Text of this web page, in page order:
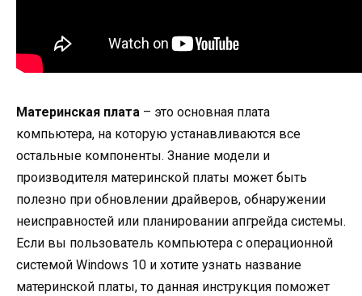
Материнская плата – это основная плата
компьютера, на которую устанавливаются все
остальные компоненты. Знание модели и
производителя материнской платы может быть
полезно при обновлении драйверов, обнаружении
неисправностей или планировании апгрейда системы.
Если вы пользователь компьютера с операционной
системой Windows 10 и хотите узнать название
материнской платы, то данная инструкция поможет